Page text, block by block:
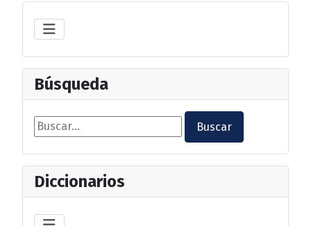
Búsqueda
Buscar...
Buscar
Diccionarios